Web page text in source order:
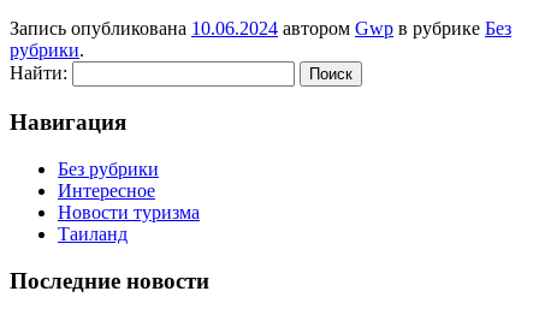
Запись опубликована 10.06.2024 автором Gwp в рубрике Без
рубрики.
Найти:
Навигация
Без рубрики
Интересное
Новости туризма
Таиланд
Последние новости